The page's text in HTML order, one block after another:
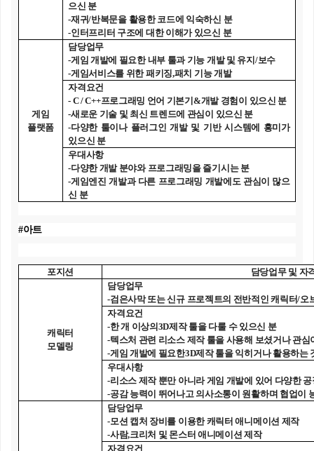
으신 분
-재귀/반복문을 활용한 코드에 익숙하신 분
-인터프리터 구조에 대한 이해가 있으신 분
게임
플랫폼
담당업무
-게임 개발에 필요한 내부 툴과 기능 개발 및 유지 /보수
-게임서비스를 위한 패키징,패치 기능 개발
자격요건
- C / C++프로그래밍 언어 기본기 &개발 경험이 있으신 분
-새로운 기술 및 최신 트렌드에 관심이 있으신 분
-다양한 툴이나 플러그인 개발 및 기반 시스템에 흥미가
있으신 분
우대사항
-다양한 개발 분야와 프로그래밍을 즐기시는 분
-게임엔진 개발과 다른 프로그래밍 개발에도 관심이 많으
신 분
#아트
포지션 담당업무 및 자
캐릭터
모델링
담당업무
-검은사막 또는 신규 프로젝트의 전반적인 캐릭터/오
자격요건
-한 개 이상의 3D제작 툴을 다룰 수 있으신 분
-텍스처 관련 리소스 제작 툴을 사용해 보셨거나 관심
-게임 개발에 필요한3D제작 툴을 익히거나 활용하는
우대사항
-리소스 제작 뿐만 아니라 게임 개발에 있어 다양한
-공감 능력이 뛰어나고 의사소통이 원활하며 협업이
담당업무
-모션 캡처 장비를 이용한 캐릭터 애니메이션 제작
-사람,크리처 및 몬스터 애니메이션 제작
자격요건